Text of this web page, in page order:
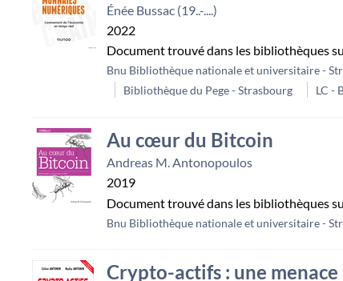
Énée Bussac (19..-....)
2022
Document trouvé dans les bibliothèques
Bnu Bibliothèque nationale et universitaire -
Bibliothèque du Pege - Strasbourg
LC -
Au cœur du Bitcoin
Andreas M. Antonopoulos
2019
Document trouvé dans les bibliothèques
Bnu Bibliothèque nationale et universitaire -
Crypto-actifs : une